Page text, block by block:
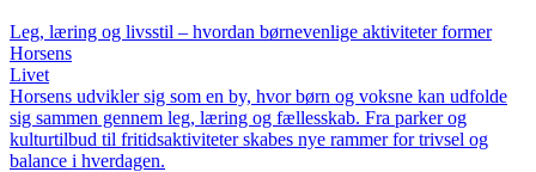
Leg, læring og livsstil – hvordan børnevenlige aktiviteter former
Horsens
Livet
Horsens udvikler sig som en by, hvor børn og voksne kan udfolde
sig sammen gennem leg, læring og fællesskab. Fra parker og
kulturtilbud til fritidsaktiviteter skabes nye rammer for trivsel og
balance i hverdagen.